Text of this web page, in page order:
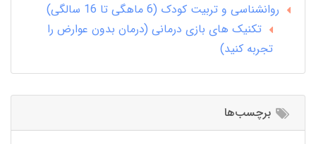
روانشناسی و تربیت کودک (6 ماهگی تا 16 سالگی)
تکنیک های بازی درمانی (درمان بدون عوارض را
تجربه کنید)
برچسب‌ها